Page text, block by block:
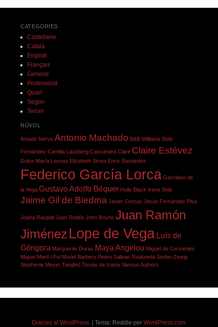
CATEGORIES
Castellano
Català
English
Français
General
Professorat
Quart
Segon
Tercer
NÚVOL
Amado Nervo Antonio Machado B&B Williams Bebi
Fernández Camilla Läckberg Cassandra Clare Claire Estévez
Dulce María Loynaz Elizabeth Strout Enric Bastardes
Federico García Lorca Garcilaso de
la Vega Gustavo Adolfo Béquer Holly Black Irene Solà
Jaime Gil de Biedma Javier Cercas Jesús Fernández Pisa
Joana Raspall Joan Rodés John Boyne Juan Ramón
Jiménez Lope de Vega Luís de
Góngora Marguerite Duras Maya Angelou Miguel de Cervantes
Miquel Martí i Pol Muriel Barbery Pedro Salinas Rodoreda Stefan Zweig
Stephenie Meyer Tangled Tomás de Iriarte Various Authors
Gràcies al WordPress. Tema: Reddle per WordPress.com.